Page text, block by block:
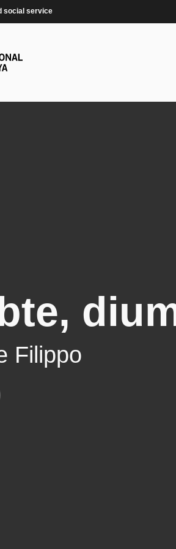
social service
Filippo